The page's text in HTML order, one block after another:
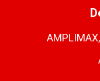
AMPLIMAX,